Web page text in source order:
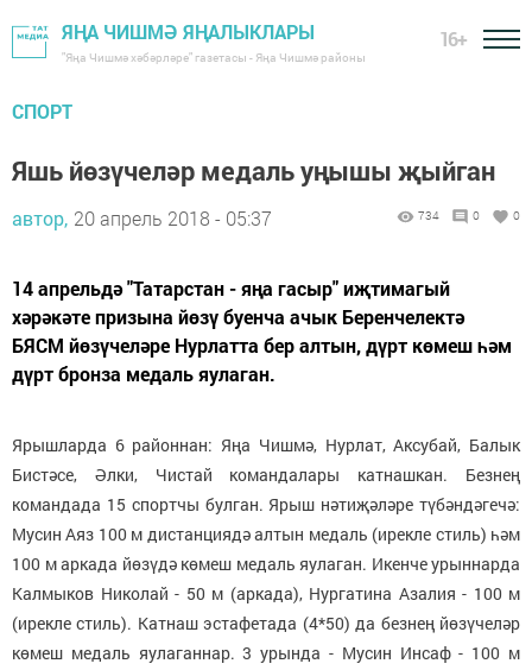
ЯҢА ЧИШМӘ ЯҢАЛЫКЛАРЫ
"Яңа Чишмә хәбәрләре" газетасы - Яңа Чишмә районы
16+
СПОРТ
Яшь йөзүчеләр медаль уңышы җыйган
автор, 20 апрель 2018 - 05:37 734 0 0
14 апрельдә "Татарстан - яңа гасыр" иҗтимагый
хәрәкәте призына йөзү буенча ачык Беренчелектә
БЯСМ йөзүчеләре Нурлатта бер алтын, дүрт көмеш һәм
дүрт бронза медаль яулаган.
Ярышларда 6 районнан: Яңа Чишмә, Нурлат, Аксубай, Балык
Бистәсе, Әлки, Чистай командалары катнашкан. Безнең
командада 15 спортчы булган. Ярыш нәтиҗәләре түбәндәгечә:
Мусин Аяз 100 м дистанциядә алтын медаль (ирекле стиль) һәм
100 м аркада йөзүдә көмеш медаль яулаган. Икенче урыннарда
Калмыков Николай - 50 м (аркада), Нургатина Азалия - 100 м
(ирекле стиль). Катнаш эстафетада (4*50) да безнең йөзүчеләр
көмеш медаль яулаганнар. 3 урында - Мусин Инсаф - 100 м